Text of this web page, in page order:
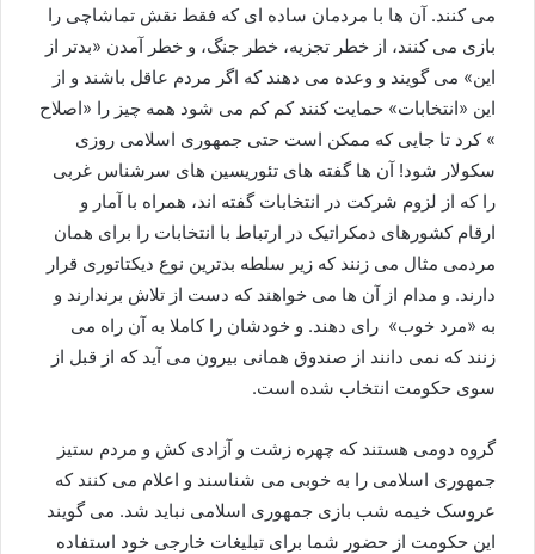
می کنند. آن ها با مردمان ساده ای که فقط نقش تماشاچی را
بازی می کنند، از خطر تجزیه، خطر جنگ، و خطر آمدن «بدتر از
این» می گویند و وعده می دهند که اگر مردم عاقل باشند و از
این «انتخابات» حمایت کنند کم کم می شود همه چیز را «اصلاح
» کرد تا جایی که ممکن است حتی جمهوری اسلامی روزی
سکولار شود! آن ها گفته های تئوریسین های سرشناس غربی
را که از لزوم شرکت در انتخابات گفته اند، همراه با آمار و
ارقام کشورهای دمکراتیک در ارتباط با انتخابات را برای همان
مردمی مثال می زنند که زیر سلطه بدترین نوع دیکتاتوری قرار
دارند. و مدام از آن ها می خواهند که دست از تلاش برندارند و
به «مرد خوب» رای دهند. و خودشان را کاملا به آن راه می
زنند که نمی دانند از صندوق همانی بیرون می آید که از قبل از
سوی حکومت انتخاب شده است.
گروه دومی هستند که چهره زشت و آزادی کش و مردم ستیز
جمهوری اسلامی را به خوبی می شناسند و اعلام می کنند که
عروسک خیمه شب بازی جمهوری اسلامی نباید شد. می گویند
این حکومت از حضور شما برای تبلیغات خارجی خود استفاده